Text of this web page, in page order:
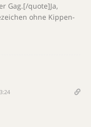
Gag.[/quote]Ja,
ohne Kippen-